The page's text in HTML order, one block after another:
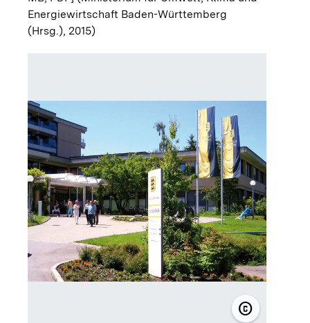
Energiewirtschaft Baden-Württemberg
(Hrsg.), 2015)
copyright
©